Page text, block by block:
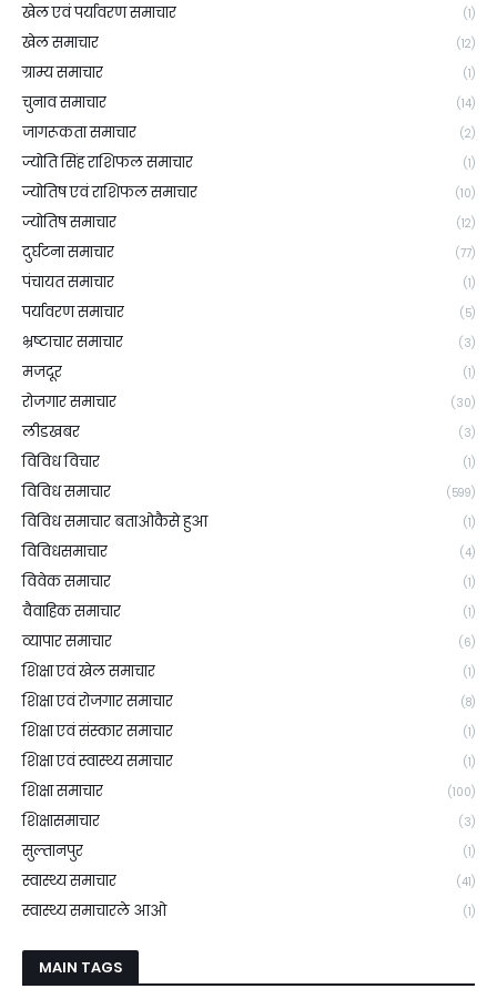
खेल एवं पर्यावरण समाचार (1)
खेल समाचार (12)
ग्राम्य समाचार (1)
चुनाव समाचार (14)
जागरूकता समाचार (2)
ज्योति सिंह राशिफल समाचार (1)
ज्योतिष एवं राशिफल समाचार (10)
ज्योतिष समाचार (12)
दुर्घटना समाचार (77)
पंचायत समाचार (1)
पर्यावरण समाचार (5)
भ्रष्टाचार समाचार (3)
मजदूर (1)
रोजगार समाचार (30)
लीडखबर (3)
विविध विचार (1)
विविध समाचार (599)
विविध समाचार बताओकैसे हुआ (1)
विविधसमाचार (4)
विवेक समाचार (1)
वैवाहिक समाचार (1)
व्यापार समाचार (6)
शिक्षा एवं खेल समाचार (1)
शिक्षा एवं रोजगार समाचार (8)
शिक्षा एवं संस्कार समाचार (1)
शिक्षा एवं स्वास्थ्य समाचार (1)
शिक्षा समाचार (100)
शिक्षासमाचार (3)
सुल्तानपुर (1)
स्वास्थ्य समाचार (41)
स्वास्थ्य समाचारले आओ (1)
MAIN TAGS